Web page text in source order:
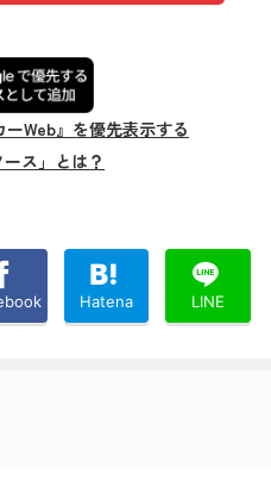
Web』を優先表示する
ース」とは？
Hatena LINE